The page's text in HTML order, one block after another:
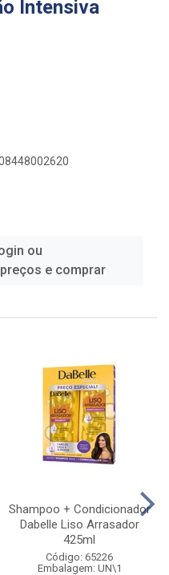
Intensiva
ou
e comprar
Shampoo + Condicionador
Dabelle Liso Arrasador
425ml
Código: 65226
Embalagem: UN\1